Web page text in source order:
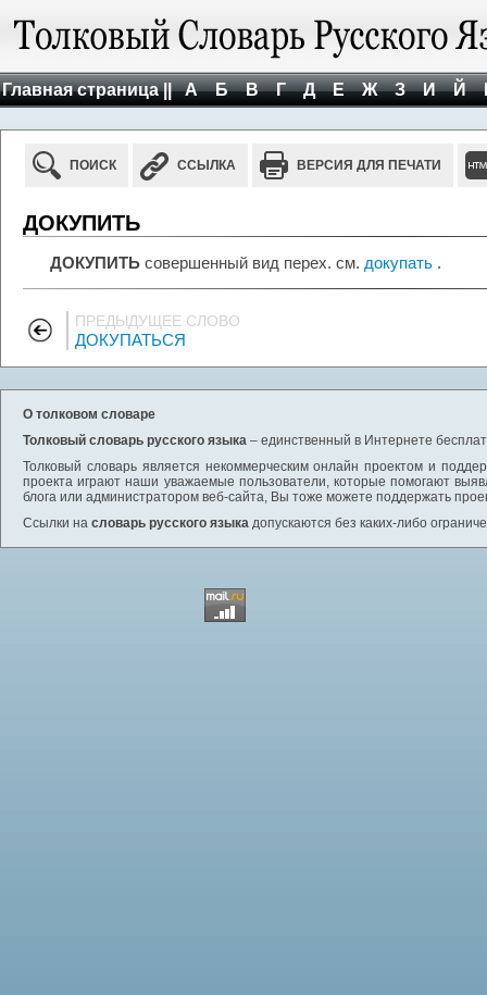
Главная страница || А Б В Г Д Е Ж З И Й
ПОИСК ССЫЛКА ВЕРСИЯ ДЛЯ ПЕЧАТИ
ДОКУПИТЬ
ДОКУПИТЬ совершенный вид перех. см. докупать .
ПРЕДЫДУЩЕЕ СЛОВО
ДОКУПАТЬСЯ
О толковом словаре
Толковый словарь русского языка – единственный в Интернете
Толковый словарь является некоммерческим онлайн проектом и
проекта играют наши уважаемые пользователи, которые помогают
блога или администратором веб-сайта, Вы тоже можете поддержать
Ссылки на словарь русского языка допускаются без каких-либо